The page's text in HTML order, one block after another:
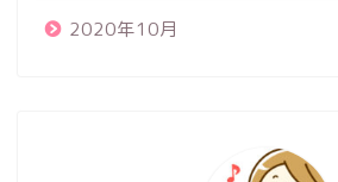
2020年10月